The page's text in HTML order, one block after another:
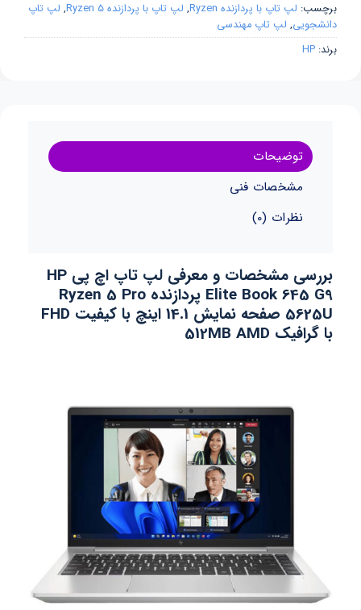
برچسب: لپ تاپ با پردازنده Ryzen , لپ تاپ با پردازنده Ryzen 5 , لپ تاپ
دانشجویی, لپ تاپ مهندسی
برند: HP
توضیحات
مشخصات فنی
نظرات (0)
بررسی مشخصات و معرفی لپ تاپ اچ پی HP
Elite Book 645 G9 پردازنده Ryzen 5 Pro
5625U صفحه نمایش 14.1 اینچ با کیفیت FHD
با گرافیک 512MB AMD